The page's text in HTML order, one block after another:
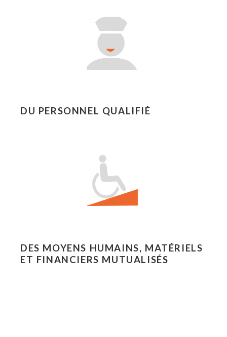
DU PERSONNEL QUALIFIÉ
DES MOYENS HUMAINS, MATÉRIELS
ET FINANCIERS MUTUALISÉS